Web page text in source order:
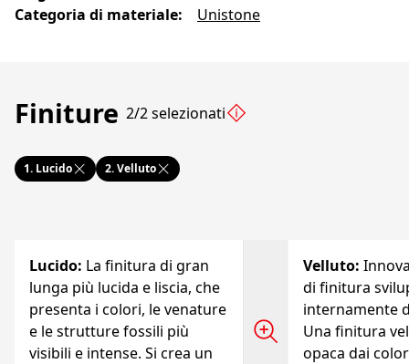
Categoria di materiale: Unistone
Finiture 2/2 selezionati
1. Lucido 2.Velluto
Lucido: La finitura di gran
lunga più lucida e liscia, che
presenta i colori, le venature
e le strutture fossili più
visibili e intense. Si crea un
Velluto:
di finitura
internamente
Una finitura
opaca dai